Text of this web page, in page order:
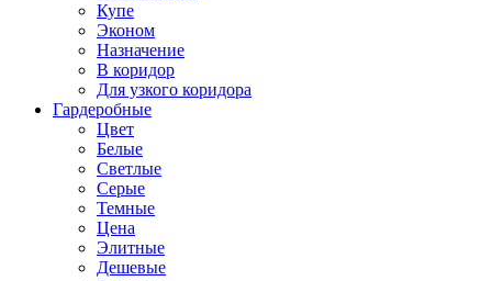
Купе
Эконом
Назначение
В коридор
Для узкого коридора
Гардеробные
Цвет
Белые
Светлые
Серые
Темные
Цена
Элитные
Дешевые